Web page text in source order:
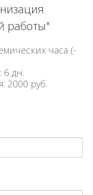
работы"
часа (-
6 дн.
2000 руб.